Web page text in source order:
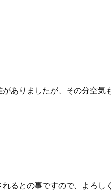
ありましたが、その分空気
るとの事ですので、よろし